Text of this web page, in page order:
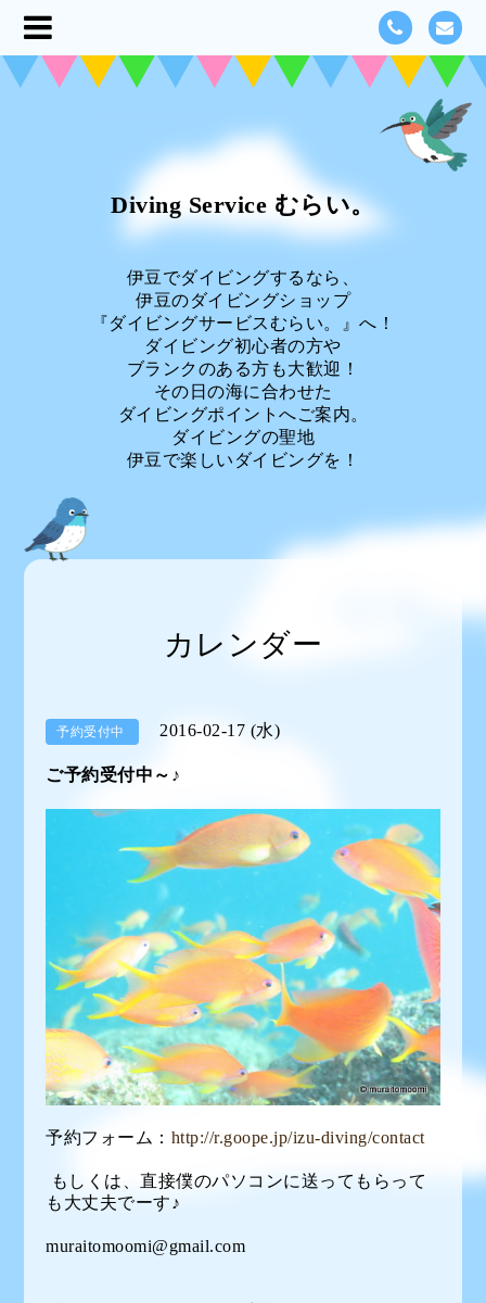
Diving Service むらい。
伊豆でダイビングするなら、
伊豆のダイビングショップ
『ダイビングサービスむらい。』へ！
ダイビング初心者の方や
ブランクのある方も大歓迎！
その日の海に合わせた
ダイビングポイントへご案内。
ダイビングの聖地
伊豆で楽しいダイビングを！
カレンダー
予約受付中 2016-02-17 (水)
ご予約受付中～♪
予約フォーム： http://r.goope.jp/izu-diving/contact
もしくは、直接僕のパソコンに送ってもらって
も大丈夫でーす♪
muraitomoomi@gmail.com